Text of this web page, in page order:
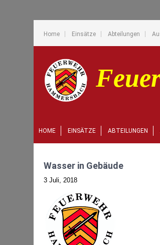
Home Einsätze Abteilungen
HOME EINSÄTZE ABTEILUNGEN
Wasser in Gebäude
3 Juli, 2018